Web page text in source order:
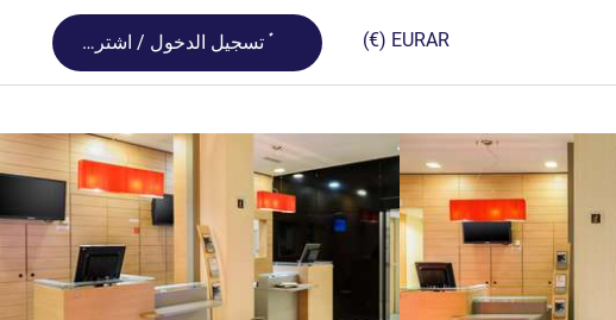
AR
EUR
(€)
Loading...
تسجيل الدخول / اشترك